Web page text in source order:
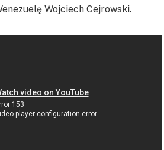
Wojciech Cejrowski.